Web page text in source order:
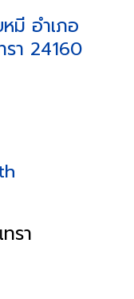
มี อำเภอ
รา 24160
รา